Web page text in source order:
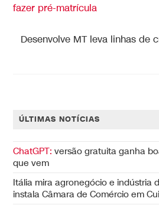
fazer pré-matrícula
Desenvolve MT leva linhas de
ÚLTIMAS NOTÍCIAS
ChatGPT: versão gratuita ganha
que vem
Itália mira agronegócio e indústria
instala Câmara de Comércio em